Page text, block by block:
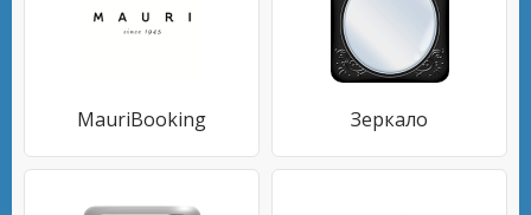
MauriBooking Зеркало